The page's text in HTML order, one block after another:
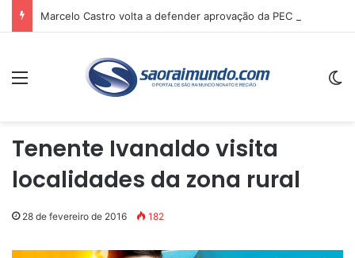
Menu
Tenente Ivanaldo visita
localidades da zona rural
28 de fevereiro de 2016 182